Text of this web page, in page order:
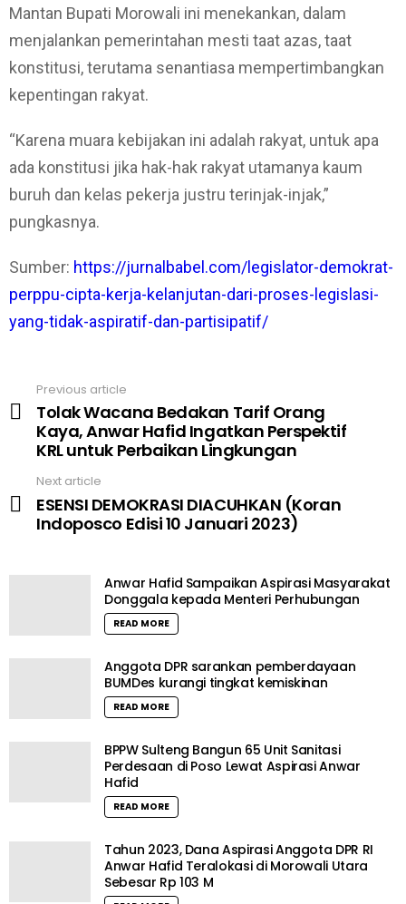
Mantan Bupati Morowali ini menekankan, dalam
menjalankan pemerintahan mesti taat azas, taat
konstitusi, terutama senantiasa mempertimbangkan
kepentingan rakyat.
“Karena muara kebijakan ini adalah rakyat, untuk apa
ada konstitusi jika hak-hak rakyat utamanya kaum
buruh dan kelas pekerja justru terinjak-injak,”
pungkasnya.
Sumber: https://jurnalbabel.com/legislator-demokrat-
perppu-cipta-kerja-kelanjutan-dari-proses-legislasi-
yang-tidak-aspiratif-dan-partisipatif/
more
Previous article
Tolak Wacana Bedakan Tarif Orang
Kaya, Anwar Hafid Ingatkan Perspektif
KRL untuk Perbaikan Lingkungan
Next article
ESENSI DEMOKRASI DIACUHKAN (Koran
Indoposco Edisi 10 Januari 2023)
Anwar Hafid Sampaikan Aspirasi Masyarakat
Donggala kepada Menteri Perhubungan
READ MORE
Anggota DPR sarankan pemberdayaan
BUMDes kurangi tingkat kemiskinan
READ MORE
BPPW Sulteng Bangun 65 Unit Sanitasi
Perdesaan di Poso Lewat Aspirasi Anwar
Hafid
READ MORE
Tahun 2023, Dana Aspirasi Anggota DPR RI
Anwar Hafid Teralokasi di Morowali Utara
Sebesar Rp 103 M